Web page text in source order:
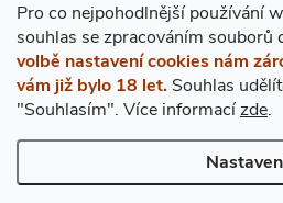
Pro co nejpohodlnější používání
souhlas se zpracováním souborů
volbě nastavení cookies nám
vám již bylo 18 let. Souhlas
"Souhlasím". Více informacízde.
EXPRES PO
V případě objednání do 12.